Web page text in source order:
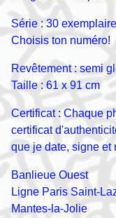
Série : 30
Choisis ton numéro!
Revêtement : semi
Taille : 61 x 91 cm
Certificat : Chaque
certificat
que je date, signe et
Banlieue Ouest
Ligne Paris Saint-
Mantes-la-Jolie